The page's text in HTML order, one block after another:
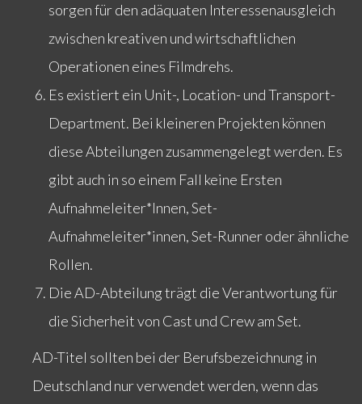
sorgen für den adäquaten Interessenausgleich
zwischen kreativen und wirtschaftlichen
Operationen eines Filmdrehs.
Es existiert ein Unit-, Location- und Transport-
Department. Bei kleineren Projekten können
diese Abteilungen zusammengelegt werden. Es
gibt auch in so einem Fall keine Ersten
Aufnahmeleiter*Innen, Set-
Aufnahmeleiter*innen, Set-Runner oder ähnliche
Rollen.
Die AD-Abteilung trägt die Verantwortung für
die Sicherheit von Cast und Crew am Set.
AD-Titel sollten bei der Berufsbezeichnung in
Deutschland nur verwendet werden, wenn das